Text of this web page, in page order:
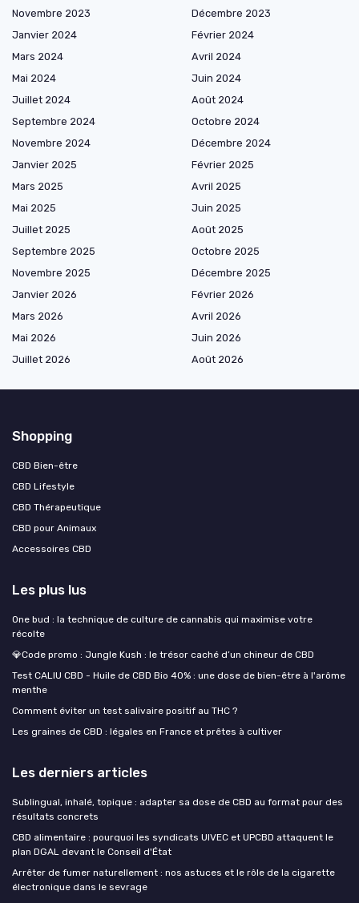
Novembre 2023
Décembre 2023
Janvier 2024
Février 2024
Mars 2024
Avril 2024
Mai 2024
Juin 2024
Juillet 2024
Août 2024
Septembre 2024
Octobre 2024
Novembre 2024
Décembre 2024
Janvier 2025
Février 2025
Mars 2025
Avril 2025
Mai 2025
Juin 2025
Juillet 2025
Août 2025
Septembre 2025
Octobre 2025
Novembre 2025
Décembre 2025
Janvier 2026
Février 2026
Mars 2026
Avril 2026
Mai 2026
Juin 2026
Juillet 2026
Août 2026
Shopping
CBD Bien-être
CBD Lifestyle
CBD Thérapeutique
CBD pour Animaux
Accessoires CBD
Les plus lus
One bud : la technique de culture de cannabis qui maximise votre
récolte
💎Code promo : Jungle Kush : le trésor caché d’un chineur de CBD
Test CALIU CBD - Huile de CBD Bio 40% : une dose de bien-être à l'arôme
menthe
Comment éviter un test salivaire positif au THC ?
Les graines de CBD : légales en France et prêtes à cultiver
Les derniers articles
Sublingual, inhalé, topique : adapter sa dose de CBD au format pour des
résultats concrets
CBD alimentaire : pourquoi les syndicats UIVEC et UPCBD attaquent le
plan DGAL devant le Conseil d'État
Arrêter de fumer naturellement : nos astuces et le rôle de la cigarette
électronique dans le sevrage